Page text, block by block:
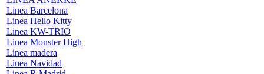
Linea Barcelona
Linea Hello Kitty
Linea KW-TRIO
Linea Monster High
Linea madera
Linea Navidad